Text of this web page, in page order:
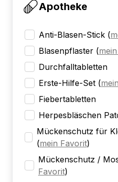
Apotheke
Anti-Blasen-Stick (
Blasenpflaster (
Durchfalltabletten
Erste-Hilfe-Set (
Fiebertabletten
Herpesbläschen
Mückenschutz für
(mein Favorit)
Mückenschutz /
Favorit)